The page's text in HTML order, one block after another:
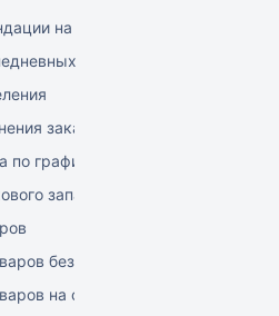
на закупку
продаж
заказов поставщиком
по графику
запаса
без заказа
на основе заказа